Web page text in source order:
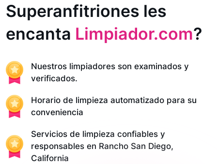
Superanfitriones les
encanta Limpiador.com?
Nuestros limpiadores son examinados y
verificados.
Horario de limpieza automatizado para su
conveniencia
Servicios de limpieza confiables y
responsables en Rancho San Diego,
California